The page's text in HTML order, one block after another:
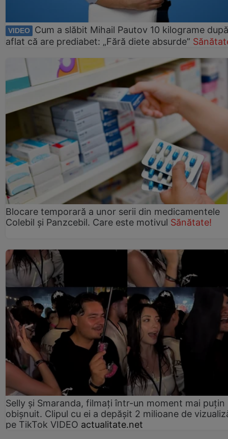
VIDEO
Cum a slăbit Mihail Pautov 10 kilograme
aflat că are prediabet: „Fără diete absurde”
Blocare temporară a unor serii din medicamentele
Colebil și Panzcebil. Care este motivul Sănătate!
Selly și Smaranda, filmați într-un moment mai puțin
obișnuit. Clipul cu ei a depășit 2 milioane de
pe TikTok VIDEO actualitate.net